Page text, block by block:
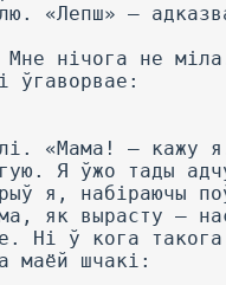
«Лепш» —
нічога не
ўгаворвае:
«Мама! — кажу
Я ўжо тады
я, набіраючы
як вырасту —
Hi ў кога
маёй шчакі: